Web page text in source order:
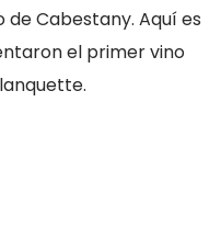
Cabestany. Aquí es
el primer vino